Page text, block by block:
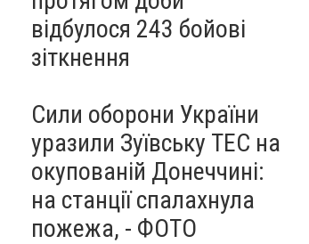
відбулося 243 бойові
зіткнення
Сили оборони України
уразили Зуївську ТЕС на
окупованій Донеччині:
на станції спалахнула
пожежа, - ФОТО